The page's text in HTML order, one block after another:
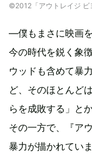
©2012「アウトレイジ ビ
―僕もまさに映画
今の時代を鋭く象
ウッドも含めて暴
ど、そのほとんど
らを成敗する」と
その一方で、『ア
暴力が描かれてい